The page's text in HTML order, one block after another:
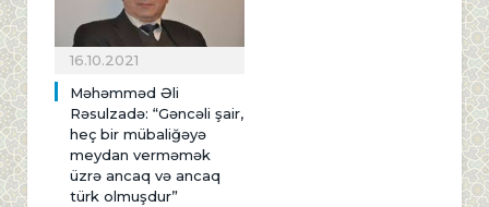
16.10.2021
Məhəmməd Əli
Rəsulzadə: “Gəncəli şair,
heç bir mübaliğəyə
meydan verməmək
üzrə ancaq və ancaq
türk olmuşdur”